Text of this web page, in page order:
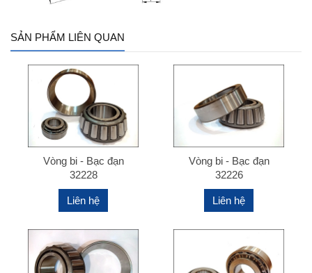
SẢN PHẨM LIÊN QUAN
Vòng bi - Bạc đạn
32228
Liên hệ
Vòng bi - Bạc đạn
32226
Liên hệ